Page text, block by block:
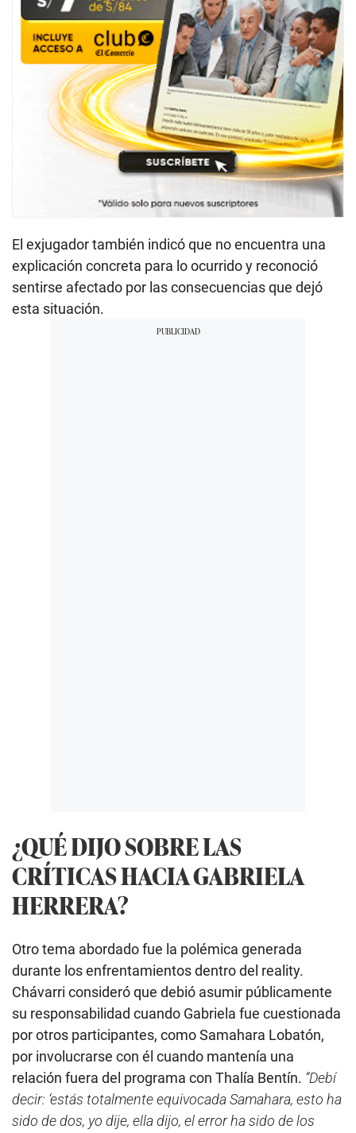
El exjugador también indicó que no encuentra una
explicación concreta para lo ocurrido y reconoció
sentirse afectado por las consecuencias que dejó
esta situación.
¿QUÉ DIJO SOBRE LAS
CRÍTICAS HACIA GABRIELA
HERRERA?
Otro tema abordado fue la polémica generada
durante los enfrentamientos dentro del reality.
Chávarri consideró que debió asumir públicamente
su responsabilidad cuando Gabriela fue cuestionada
por otros participantes, como Samahara Lobatón,
por involucrarse con él cuando mantenía una
relación fuera del programa con Thalía Bentín. “Debí
decir: ‘estás totalmente equivocada Samahara, esto ha
sido de dos, yo dije, ella dijo, el error ha sido de los